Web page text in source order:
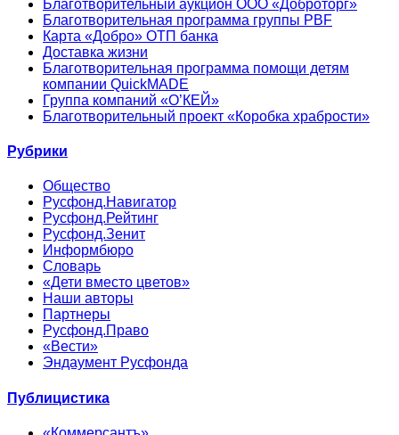
Благотворительный аукцион ООО «Доброторг»
Благотворительная программа группы PBF
Карта «Добро» ОТП банка
Доставка жизни
Благотворительная программа помощи детям
компании QuickMADE
Группа компаний «О’КЕЙ»
Благотворительный проект «Коробка храбрости»
Рубрики
Общество
Русфонд.Навигатор
Русфонд.Рейтинг
Русфонд.Зенит
Информбюро
Словарь
«Дети вместо цветов»
Наши авторы
Партнеры
Русфонд.Право
«Вести»
Эндаумент Русфонда
Публицистика